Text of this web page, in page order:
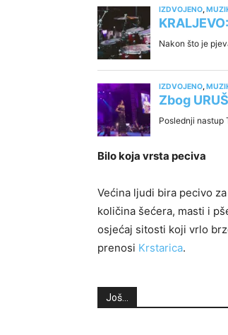
Bilo koja vrsta peciva
Većina ljudi bira pecivo
količina šećera, masti i
osjećaj sitosti koji vrlo
prenosi Krstarica.
Još...